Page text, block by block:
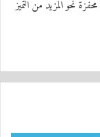
نحو المزيد من التميز